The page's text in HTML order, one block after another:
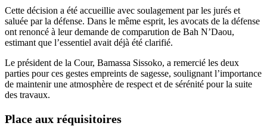
Cette décision a été accueillie avec soulagement par les jurés et
saluée par la défense. Dans le même esprit, les avocats de la défense
ont renoncé à leur demande de comparution de Bah N’Daou,
estimant que l’essentiel avait déjà été clarifié.
Le président de la Cour, Bamassa Sissoko, a remercié les deux
parties pour ces gestes empreints de sagesse, soulignant l’importance
de maintenir une atmosphère de respect et de sérénité pour la suite
des travaux.
Place aux réquisitoires